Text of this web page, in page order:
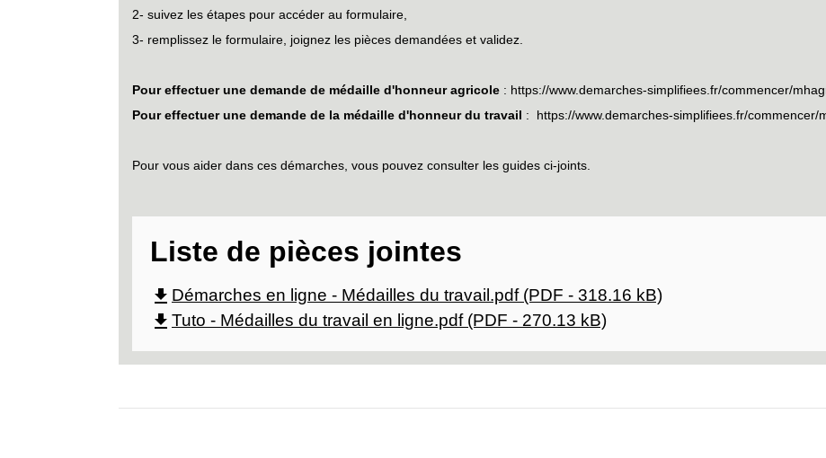
2- suivez les étapes pour accéder au formulaire,
3- remplissez le formulaire, joignez les pièces demandées et validez.
Pour effectuer une demande de médaille d'honneur agricole : https://www.demarches-simplifiees.fr/commencer/
Pour effectuer une demande de la médaille d'honneur du travail : https://www.demarches-simplifiees.fr/commencer/
Pour vous aider dans ces démarches, vous pouvez consulter les guides ci-joints.
Liste de pièces jointes
file_download Démarches en ligne - Médailles du travail.pdf (PDF - 318.16 kB)
file_download Tuto - Médailles du travail en ligne.pdf (PDF - 270.13 kB)